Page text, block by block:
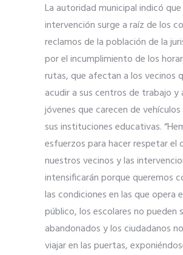
La autoridad municipal indicó
intervención surge a raíz de los
reclamos de la población de la
por el incumplimiento de los
rutas, que afectan a los vecinos
acudir a sus centros de trabajo y
jóvenes que carecen de
sus instituciones educativas.
esfuerzos para hacer respetar el
nuestros vecinos y las
intensificarán porque queremos
las condiciones en las que opera
público, los escolares no pueden
abandonados y los ciudadanos
viajar en las puertas,